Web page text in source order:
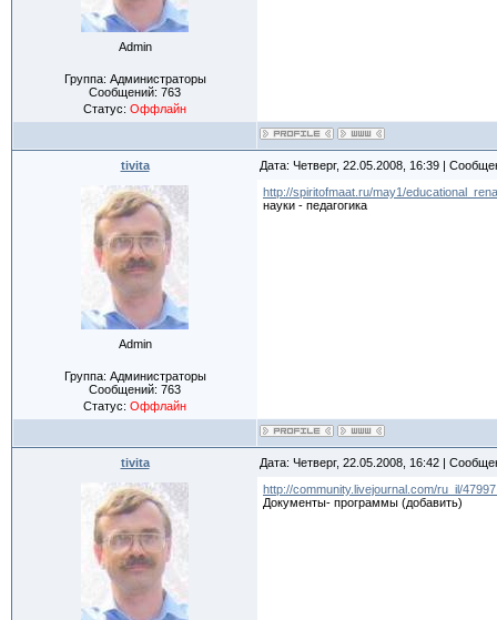
Admin
Группа: Администраторы
Сообщений: 763
Статус: Оффлайн
tivita Дата: Четверг, 22.05.2008, 16:39 |
Admin
Группа: Администраторы
Сообщений: 763
Статус: Оффлайн
http://spiritofmaat.ru/may1/
науки - педагогика
tivita Дата: Четверг, 22.05.2008, 16:42 |
http://community.livejournal.com/ru_il/
Документы- программы (добавить)